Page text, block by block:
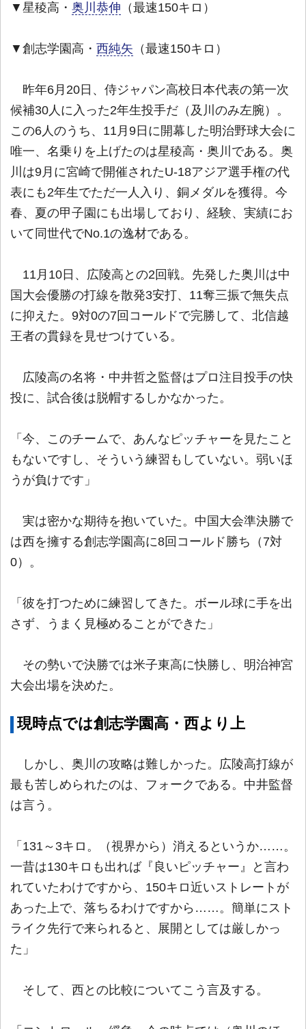
▼星稜高・ 奥川恭伸 （最速150キロ）
▼創志学園高・ 西純矢 （最速150キロ）
昨年6月20日、侍ジャパン高校日本代表の第一次
候補30人に入った2年生投手だ（及川のみ左腕）。
この6人のうち、11月9日に開幕した明治野球大会に
唯一、名乗りを上げたのは星稜高・奥川である。奥
川は9月に宮崎で開催されたU-18アジア選手権の代
表にも2年生でただ一人入り、銅メダルを獲得。今
春、夏の甲子園にも出場しており、経験、実績にお
いて同世代でNo.1の逸材である。
11月10日、広陵高との2回戦。先発した奥川は中
国大会優勝の打線を散発3安打、11奪三振で無失点
に抑えた。9対0の7回コールドで完勝して、北信越
王者の貫録を見せつけている。
広陵高の名将・中井哲之監督はプロ注目投手の快
投に、試合後は脱帽するしかなかった。
「今、このチームで、あんなピッチャーを見たこと
もないですし、そういう練習もしていない。弱いほ
うが負けです」
実は密かな期待を抱いていた。中国大会準決勝で
は西を擁する創志学園高に8回コールド勝ち（7対
0）。
「彼を打つために練習してきた。ボール球に手を出
さず、うまく見極めることができた」
その勢いで決勝では米子東高に快勝し、明治神宮
大会出場を決めた。
現時点では創志学園高・西より上
しかし、奥川の攻略は難しかった。広陵高打線が
最も苦しめられたのは、フォークである。中井監督
は言う。
「131～3キロ。（視界から）消えるというか……。
一昔は130キロも出れば『良いピッチャー』と言わ
れていたわけですから、150キロ近いストレートが
あった上で、落ちるわけですから……。簡単にスト
ライク先行で来られると、展開としては厳しかっ
た」
そして、西との比較についてこう言及する。